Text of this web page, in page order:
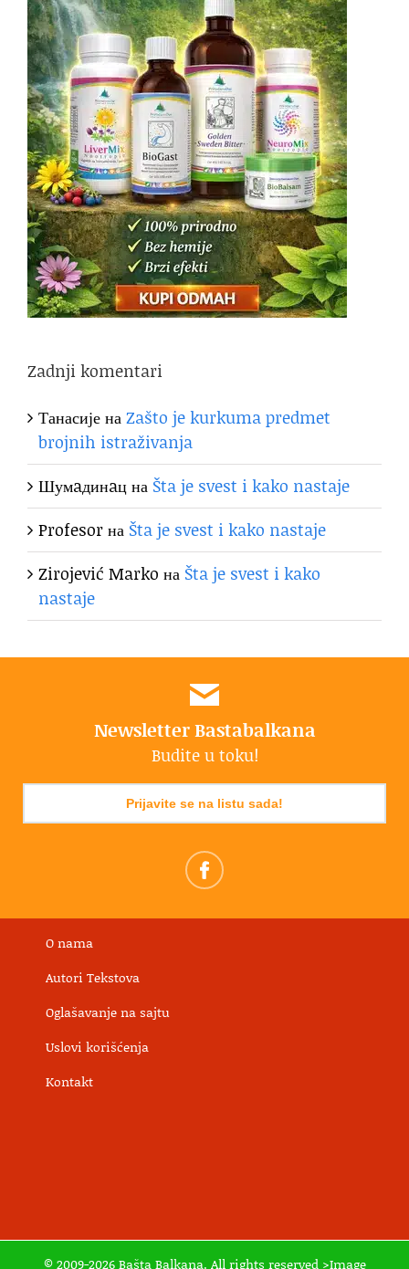
Zadnji komentari
ТанасијенаZašto je kurkuma predmet
brojnih istraživanja
Шумaдинaцна Šta je svest i kako nastaje
Profesorна Šta je svest i kako nastaje
Zirojević Marko на Šta je svest i kako
nastaje
Newsletter Bastabalkana
Budite u toku!
Prijavite se na listu sada!
O nama
Autori Tekstova
Oglašavanje na sajtu
Uslovi korišćenja
Kontakt
© 2009-2026 Bašta Balkana. All rights reserved >Image